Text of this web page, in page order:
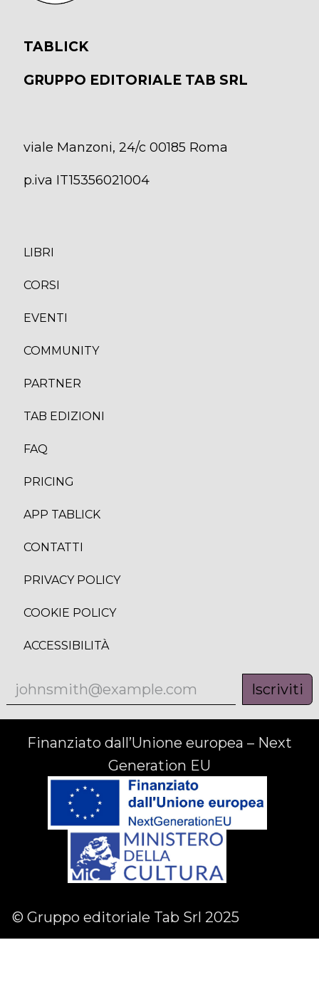
TABLICK
GRUPPO EDITORIALE TAB SRL
viale Manzoni, 24/c 00185 Roma
p.iva IT15356021004
LIBRI
CORS
EVENTI
COMMUNITY
PARTNER
TAB EDIZION
FAQ
PRICING
APP TABLICK
CONTATTI
PRIVACY POLICY
COOKIE POLICY
ACCESSIBILITÀ
Iscriviti
Finanziato dall’Unione europea – Next
Generation EU
© Gruppo editoriale Tab Srl 2025